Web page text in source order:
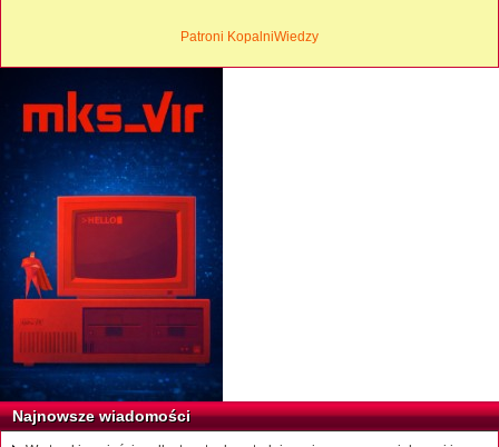
Patroni KopalniWiedzy
Najnowsze wiadomości